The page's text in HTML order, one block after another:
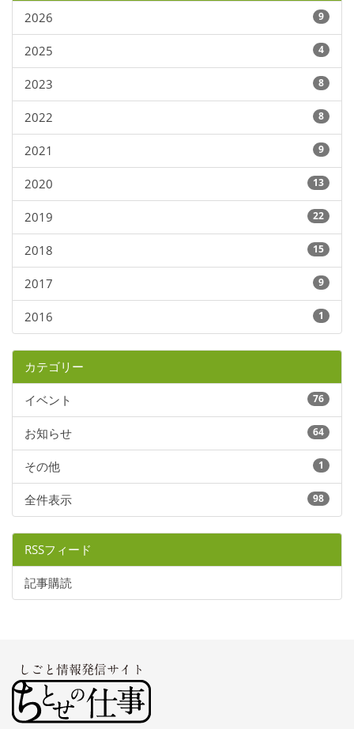
2026 9
2025 4
2023 8
2022 8
2021 9
2020 13
2019 22
2018 15
2017 9
2016 1
カテゴリー
イベント 76
お知らせ 64
その他 1
全件表示 98
RSSフィード
記事購読